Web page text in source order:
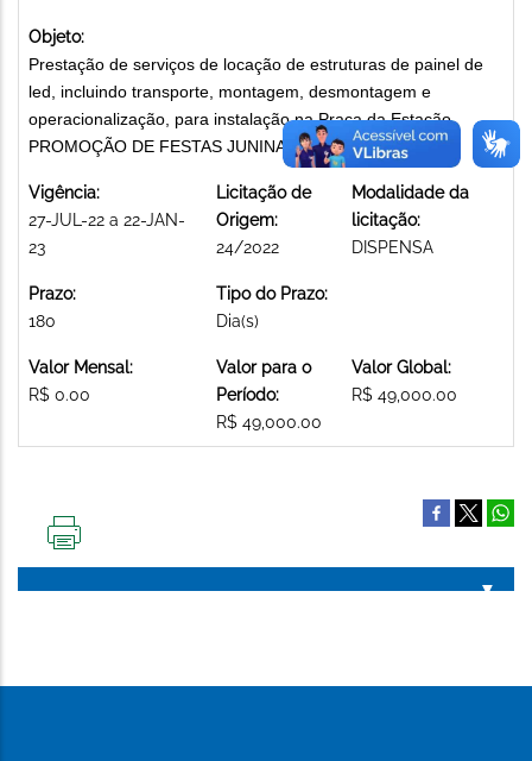
Objeto:
Prestação de serviços de locação de estruturas de painel de
led, incluindo transporte, montagem, desmontagem e
operacionalização, para instalação na Praça da Estação
PROMOÇÃO DE FESTAS JUNINAS
Vigência:
27-JUL-22 a 22-JAN-
23
Licitação de
Origem:
24/2022
Modalidade da
licitação:
DISPENSA
Prazo:
180
Tipo do Prazo:
Dia(s)
Valor Mensal:
R$ 0.00
Valor para o
Período:
R$ 49,000.00
Valor Global:
R$ 49,000.00
PÁGINA